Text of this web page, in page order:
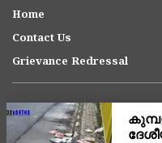
Home
Contact Us
Grievance Redressal